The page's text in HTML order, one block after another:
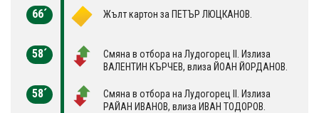
66´ Жълт картон за ПЕТЪР ЛЮЦКАНОВ.
58´
Смяна в отбора на Лудогорец II. Излиза
ВАЛЕНТИН КЪРЧЕВ, влиза ЙОАН ЙОРДАНОВ.
58´
Смяна в отбора на Лудогорец II. Излиза
РАЙАН ИВАНОВ, влиза ИВАН ТОДОРОВ.